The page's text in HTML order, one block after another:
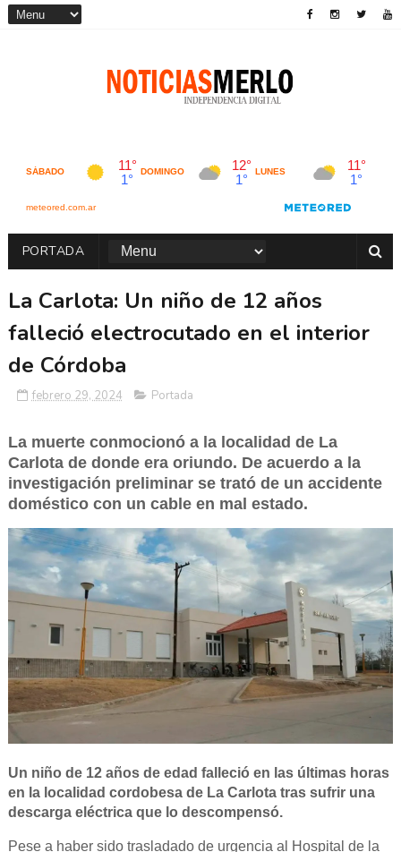
PORTADA
La Carlota: Un niño de 12 años
falleció electrocutado en el interior
de Córdoba
febrero 29, 2024 Portada
La muerte conmocionó a la localidad de La
Carlota de donde era oriundo. De acuerdo a la
investigación preliminar se trató de un accidente
doméstico con un cable en mal estado.
Un niño de 12 años de edad falleció en las últimas horas
en la localidad cordobesa de La Carlota tras sufrir una
descarga eléctrica que lo descompensó.
Pese a haber sido trasladado de urgencia al Hospital de la